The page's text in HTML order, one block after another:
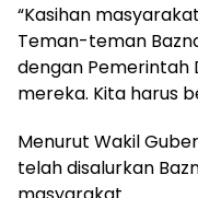
“Kasihan
Teman-teman
dengan Pemerintah
mereka. Kita harus
Menurut Wakil
telah disalurkan